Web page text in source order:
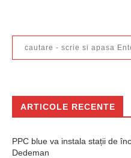
ARTICOLE RECENTE
PPC blue va instala stații de
Dedeman